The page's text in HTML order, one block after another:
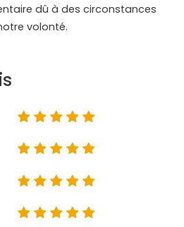
dû à des circonstances
volonté.